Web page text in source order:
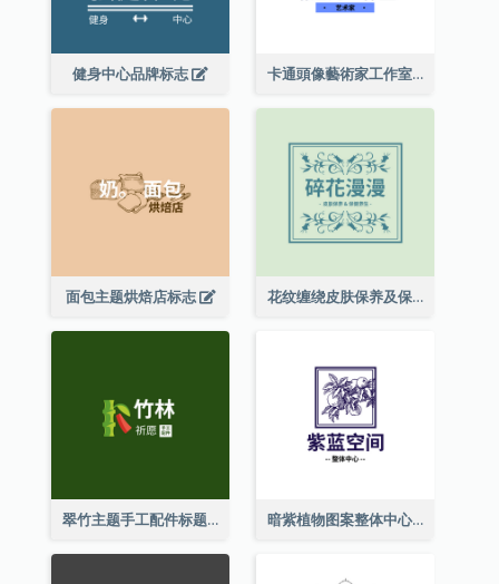
健身中心品牌标志 卡通頭像藝術家工作室標誌
面包主题烘焙店标志 花纹缠绕皮肤保养及保健养生标志设计
翠竹主题手工配件标题 暗紫植物图案整体中心标志